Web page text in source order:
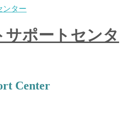
ポートセンタ
Center